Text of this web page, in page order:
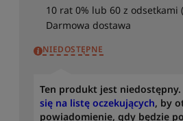
10 rat 0% lub 60 z odsetkami (
Darmowa dostawa
NIEDOSTĘPNE
Ten produkt jest niedostępny.
się na listę oczekujących, by
powiadomienie, gdy będzie